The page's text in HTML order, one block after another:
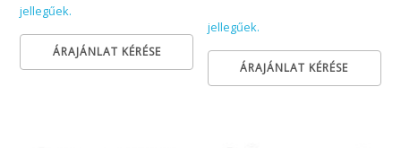
jellegűek.
ÁRAJÁNLAT KÉRÉSE
jellegűek.
ÁRAJÁNLAT KÉRÉSE